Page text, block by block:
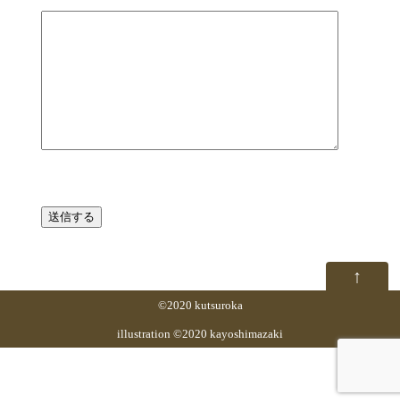
↑
©2020 kutsuroka
illustration ©2020 kayoshimazaki